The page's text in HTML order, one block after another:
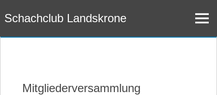
Inhalt
springen
Schachclub Landskrone Menü
Mitgliederversammlung